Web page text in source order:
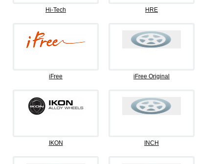
Hi-Tech HRE
iFree iFree Original
IKON INCH